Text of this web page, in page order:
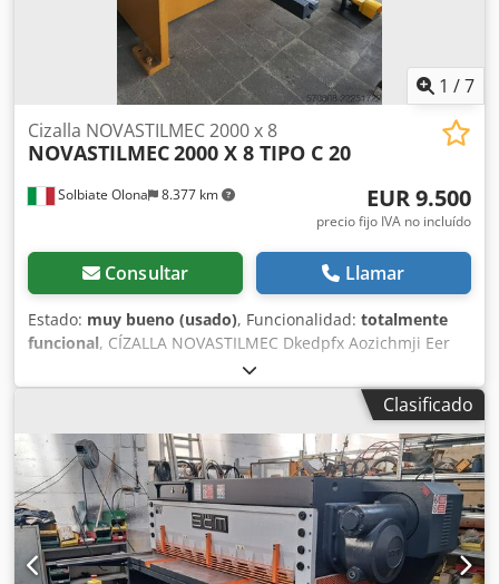
1 /7
Solbiate Olona 8.377 km
Cizalla NOVASTILMEC 2000 x 8
NOVASTILMEC2000 X 8 TIPO C 20
EUR 9.500
precio fijo IVA no incluído
Consultar Llamar
Estado: muy bueno (usado), Funcionalidad: totalmente
funcional, CÍZALLA NOVASTILMEC Dkedpfx Aozichmji Eer
2000 X 8 MODELO C 208 CON SISTEMA DE AJUSTE
MOTORIZADO MÁQUINA USADA, EN PERFECTO ESTADO DE
FUNCIONAMIENTO CÓDIGO INTERNO: SVR 308 Clasificado